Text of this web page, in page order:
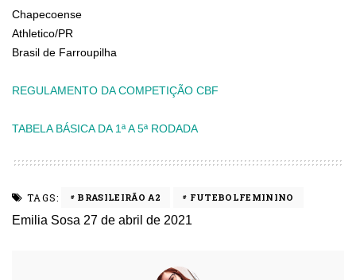
Chapecoense
Athletico/PR
Brasil de Farroupilha
REGULAMENTO DA COMPETIÇÃO CBF
TABELA BÁSICA DA 1ª A 5ª RODADA
TAGS: BRASILEIRÃO A2 FUTEBOLFEMININO
Emilia Sosa 27 de abril de 2021